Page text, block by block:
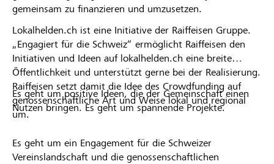
gemeinsam zu finanzieren und umzusetzen.
Lokalhelden.ch ist eine Initiative der Raiffeisen Gruppe.
„Engagiert für die Schweiz“ ermöglicht Raiffeisen den
Initiativen und Ideen auf lokalhelden.ch eine breite
Öffentlichkeit und unterstützt gerne bei der Realisierung.
Raiffeisen setzt damit die Idee des Crowdfunding auf
genossenschaftliche Art und Weise lokal und regional
um.
Es geht um positive Ideen, die der Gemeinschaft einen
Nutzen bringen. Es geht um spannende Projekte.
Es geht um ein Engagement für die Schweizer
Vereinslandschaft und die genossenschaftlichen